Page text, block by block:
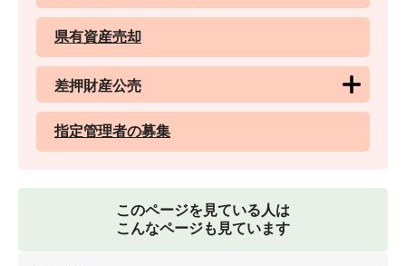
県有資産売却
差押財産公売
指定管理者の募集
このページを見ている人は
こんなページも見ています